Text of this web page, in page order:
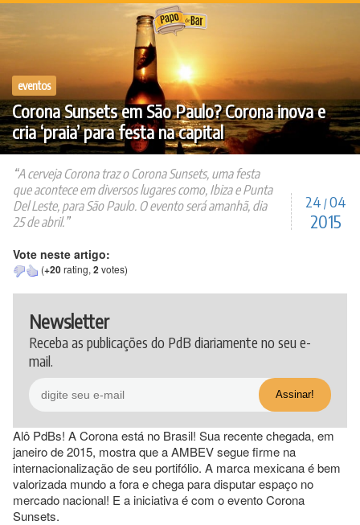
Ir
o
eventos
Corona Sunsets em São Paulo? Corona inova e
cria ‘praia’ para festa na capital
24 /04
2015
A cerveja Corona traz o Corona Sunsets, uma festa
que acontece em diversos lugares como, Ibiza e Punta
Del Leste, para São Paulo. O evento será amanhã, dia
25 de abril.
Vote neste artigo:
(+20rating, 2votes)
Newsletter
Receba as publicações do PdB diariamente no seu e-
mail.
Alô PdBs! A Corona está no Brasil! Sua recente chegada, em
janeiro de 2015, mostra que a AMBEV segue firme na
internacionalização de seu portifólio. A marca mexicana é bem
valorizada mundo a fora e chega para disputar espaço no
mercado nacional! E a iniciativa é com o evento Corona
Sunsets.